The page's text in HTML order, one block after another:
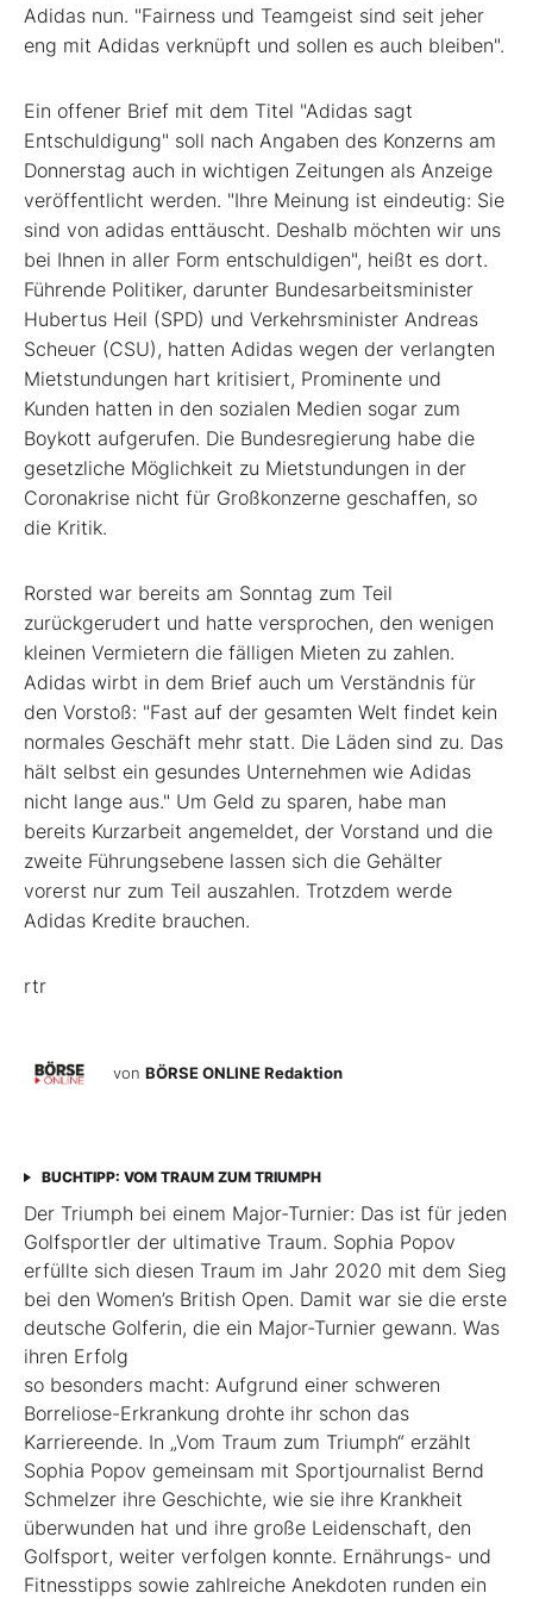
Adidas nun. "Fairness und Teamgeist sind seit jeher
eng mit Adidas verknüpft und sollen es auch bleiben".
Ein offener Brief mit dem Titel "Adidas sagt
Entschuldigung" soll nach Angaben des Konzerns am
Donnerstag auch in wichtigen Zeitungen als Anzeige
veröffentlicht werden. "Ihre Meinung ist eindeutig: Sie
sind von adidas enttäuscht. Deshalb möchten wir uns
bei Ihnen in aller Form entschuldigen", heißt es dort.
Führende Politiker, darunter Bundesarbeitsminister
Hubertus Heil (SPD) und Verkehrsminister Andreas
Scheuer (CSU), hatten Adidas wegen der verlangten
Mietstundungen hart kritisiert, Prominente und
Kunden hatten in den sozialen Medien sogar zum
Boykott aufgerufen. Die Bundesregierung habe die
gesetzliche Möglichkeit zu Mietstundungen in der
Coronakrise nicht für Großkonzerne geschaffen, so
die Kritik.
Rorsted war bereits am Sonntag zum Teil
zurückgerudert und hatte versprochen, den wenigen
kleinen Vermietern die fälligen Mieten zu zahlen.
Adidas wirbt in dem Brief auch um Verständnis für
den Vorstoß: "Fast auf der gesamten Welt findet kein
normales Geschäft mehr statt. Die Läden sind zu. Das
hält selbst ein gesundes Unternehmen wie Adidas
nicht lange aus." Um Geld zu sparen, habe man
bereits Kurzarbeit angemeldet, der Vorstand und die
zweite Führungsebene lassen sich die Gehälter
vorerst nur zum Teil auszahlen. Trotzdem werde
Adidas Kredite brauchen.
rtr
von BÖRSE ONLINE Redaktion
BUCHTIPP: VOM TRAUM ZUM TRIUMPH
Der Triumph bei einem Major-Turnier: Das ist für jeden
Golfsportler der ultimative Traum. Sophia Popov
erfüllte sich diesen Traum im Jahr 2020 mit dem Sieg
bei den Women’s British Open. Damit war sie die erste
deutsche Golferin, die ein Major-Turnier gewann. Was
ihren Erfolg
so besonders macht: Aufgrund einer schweren
Borreliose-­Erkrankung drohte ihr schon das
Karriereende. In „Vom Traum zum Triumph“ erzählt
Sophia Popov gemeinsam mit Sport­journalist Bernd
Schmelzer ihre Geschichte, wie sie ihre Krankheit
überwunden hat und ihre große Leidenschaft, den
Golfsport, weiter verfolgen konnte. Ernährungs- und
Fitnesstipps sowie zahlreiche Anekdoten runden ein